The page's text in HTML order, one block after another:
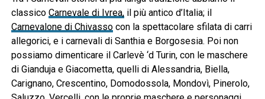
classico Carnevale di Ivrea,il più antico d’Italia; il
Carnevalone di Chivassocon la spettacolare sfilata di carri
allegorici, e i carnevali di Santhia e Borgosesia. Poi non
possiamo dimenticare il Carlevè ‘d Turin, con le maschere
di Gianduja e Giacometta, quelli di Alessandria, Biella,
Carignano, Crescentino, Domodossola, Mondovì, Pinerolo,